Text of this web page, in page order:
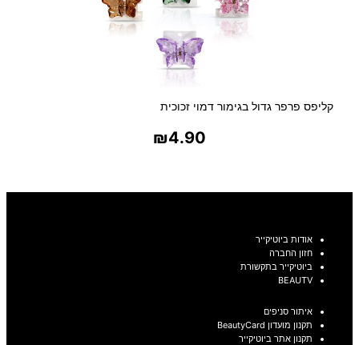
קליפס פרפר גדול בגימור דמוי זכוכית
₪4.90
אודות ביוטיקייר
חזון החברה
ביוטיקייר בתקשורת
BEAUTV
איתור סניפים
תקנון מועדון BeautyCard
תקנון אתר ביוטיקייר